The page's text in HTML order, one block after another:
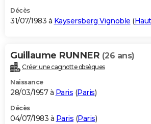
Décès
31/07/1983 à Kaysersberg Vignoble (
Guillaume RUNNER (26 ans)
Créer une cagnotte obsèques
Naissance
28/03/1957 à Paris (Paris)
Décès
04/07/1983 à Paris (Paris)